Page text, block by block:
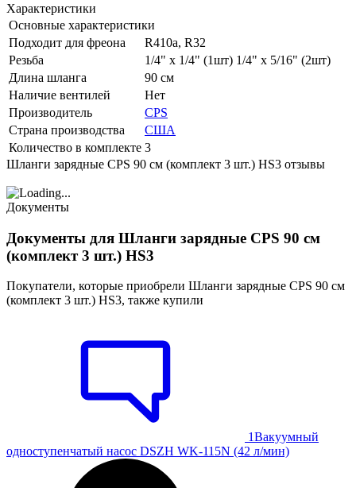
Характеристики
Основные характеристики
Подходит для фреона
R410a, R32
Резьба
1/4" x 1/4" (1шт) 1/4" x 5/16" (2шт)
Длина шланга
90 см
Наличие вентилей
Нет
Производитель
CPS
Страна производства
США
Количество в комплекте 3
Шланги зарядные CPS 90 cм (комплект 3 шт.) HS3 отзывы
Документы
Документы для Шланги зарядные CPS 90 cм
(комплект 3 шт.) HS3
Покупатели, которые приобрели Шланги зарядные CPS 90 cм
(комплект 3 шт.) HS3, также купили
1Вакуумный
одноступенчатый насос DSZH WK-115N (42 л/мин)